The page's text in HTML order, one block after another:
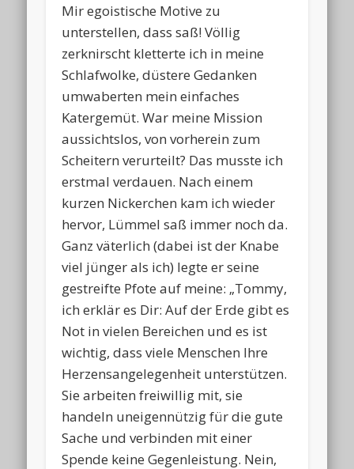
Mir egoistische Motive zu
unterstellen, dass saß! Völlig
zerknirscht kletterte ich in meine
Schlafwolke, düstere Gedanken
umwaberten mein einfaches
Katergemüt. War meine Mission
aussichtslos, von vorherein zum
Scheitern verurteilt? Das musste ich
erstmal verdauen. Nach einem
kurzen Nickerchen kam ich wieder
hervor, Lümmel saß immer noch da.
Ganz väterlich (dabei ist der Knabe
viel jünger als ich) legte er seine
gestreifte Pfote auf meine: „Tommy,
ich erklär es Dir: Auf der Erde gibt es
Not in vielen Bereichen und es ist
wichtig, dass viele Menschen Ihre
Herzensangelegenheit unterstützen.
Sie arbeiten freiwillig mit, sie
handeln uneigennützig für die gute
Sache und verbinden mit einer
Spende keine Gegenleistung. Nein,